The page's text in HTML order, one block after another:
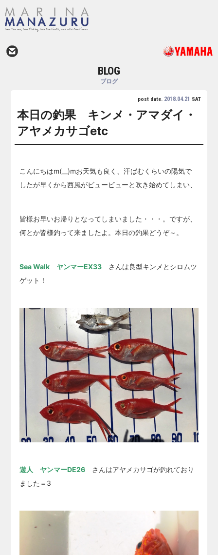
BLOG
ブログ
post date. 2018.04.21 SAT
本日の釣果 キンメ・アマダイ・
アヤメカサゴetc
こんにちはm(__)mお天気も良く、汗ばむくらいの陽気で
したが早くから西風がビュービューと吹き始めてしまい、
皆様お早いお帰りとなってしまいました・・・。ですが、
何とか皆様釣って来ましたよ。本日の釣果どうぞ～。
Sea Walk ヤンマーEX33 さんは良型キンメとシロムツ
ゲット！
遊人 ヤンマーDE26 さんはアヤメカサゴが釣れており
ました＝3